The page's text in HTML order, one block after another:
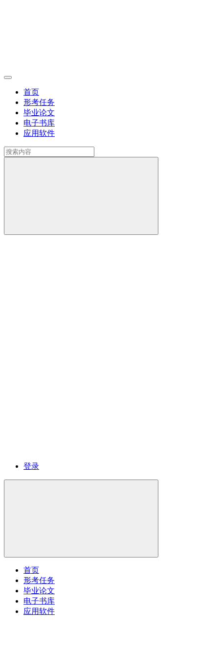
首页
形考任务
毕业论文
电子书库
应用软件
登录
首页
形考任务
毕业论文
电子书库
应用软件